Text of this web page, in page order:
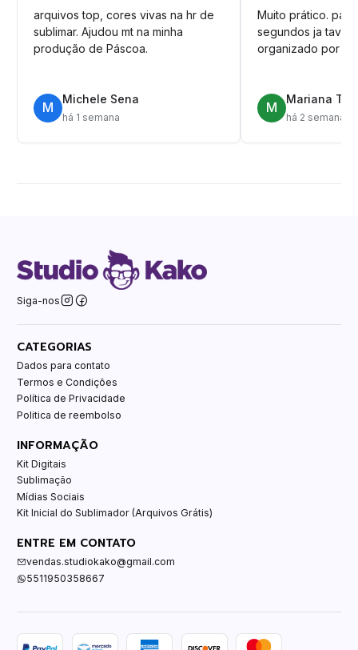
arquivos top, cores vivas na hr de
sublimar. Ajudou mt na minha
produção de Páscoa.
M
Michele Sena
há 1 semana
Muito prático.
segundos ja tava
organizado por
M
Mariana T.
há 2 semanas
Siga-nos
CATEGORIAS
Dados para contato
Termos e Condições
Política de Privacidade
Politica de reembolso
INFORMAÇÃO
Kit Digitais
Sublimação
Mídias Sociais
Kit Inicial do Sublimador (Arquivos Grátis)
ENTRE EM CONTATO
vendas.studiokako@gmail.com
5511950358667